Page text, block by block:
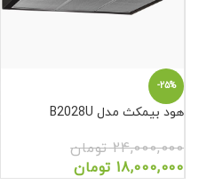
-25%
هود بیمکث مدل B2028U
24,000,000 تومان
18,000,000 تومان